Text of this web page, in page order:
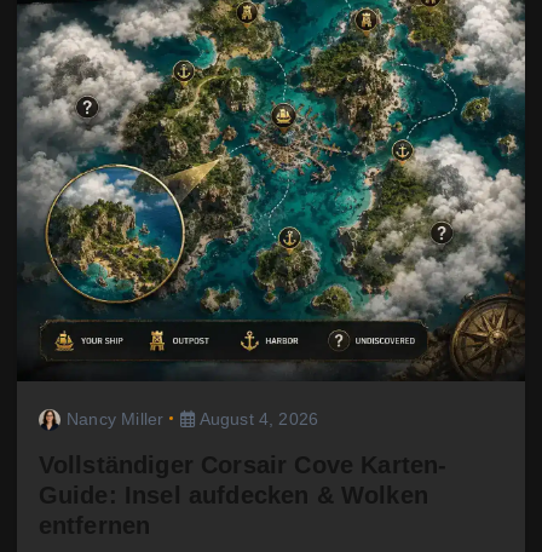
Nancy Miller August 4, 2026
Vollständiger Corsair Cove Karten-
Guide: Insel aufdecken & Wolken
entfernen